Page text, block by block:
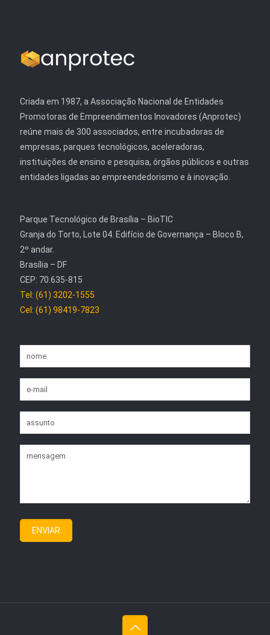
Criada em 1987, a Associação Nacional de Entidades
Promotoras de Empreendimentos Inovadores (Anprotec)
reúne mais de 300 associados, entre incubadoras de
empresas, parques tecnológicos, aceleradoras,
instituições de ensino e pesquisa, órgãos públicos e outras
entidades ligadas ao empreendedorismo e à inovação.
Parque Tecnológico de Brasília – BioTIC
Granja do Torto, Lote 04. Edifício de Governança – Bloco B,
2º andar.
Brasília – DF
CEP: 70.635-815
Tel: (61) 3202-1555
Cel: (61) 98419-7823